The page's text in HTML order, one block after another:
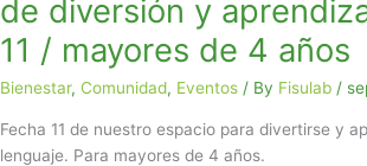
de diversión y
11 / mayores de 4 años
Bienestar, Comunidad, Eventos / By Fisulab /
Fecha 11 de nuestro espacio para divertirse y
lenguaje. Para mayores de 4 años.
de
4
años